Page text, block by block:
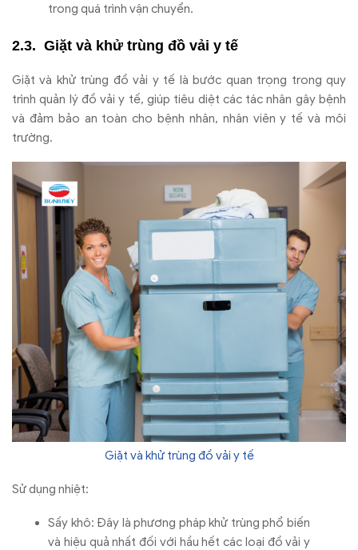
trong quá trình vận chuyển.
Giặt và khử trùng đồ vải y tế
Giặt và khử trùng đồ vải y tế là bước quan trọng trong quy
trình quản lý đồ vải y tế, giúp tiêu diệt các tác nhân gây bệnh
và đảm bảo an toàn cho bệnh nhân, nhân viên y tế và môi
trường.
Giặt và khử trùng đồ vải y tế
Sử dụng nhiệt:
Sấy khô: Đây là phương pháp khử trùng phổ biến
và hiệu quả nhất đối với hầu hết các loại đồ vải y